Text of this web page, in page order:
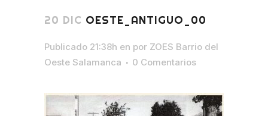
20 DIC OESTE_ANTIGUO_00
Publicado 21:38h en por ZOES Barrio del
Oeste Salamanca
0 Comentarios